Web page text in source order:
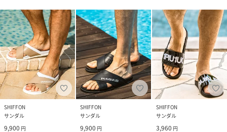
SHIFFON
サンダル
9,900 円
SHIFFON
サンダル
9,900 円
SHIFFON
サンダル
3,960 円